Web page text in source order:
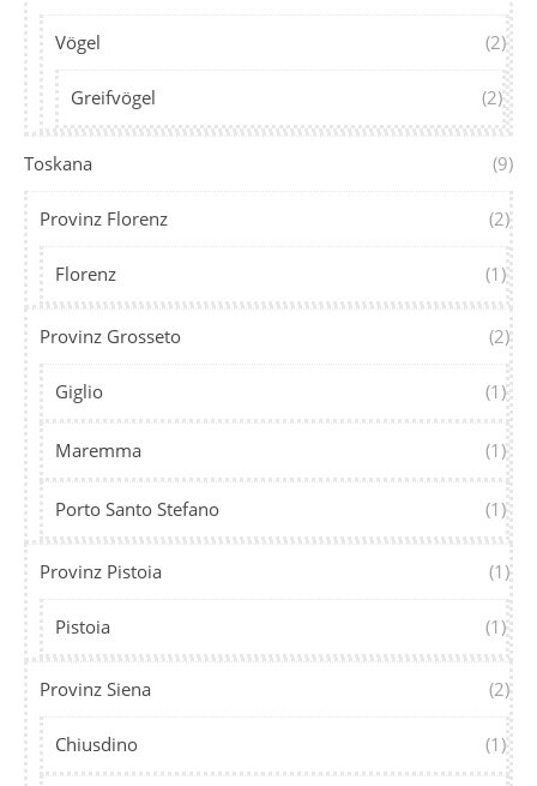
Vögel (2)
Greifvögel (2)
Toskana (9)
Provinz Florenz (2)
Florenz (1)
Provinz Grosseto (2)
Giglio (1)
Maremma (1)
Porto Santo Stefano (1)
Provinz Pistoia (1)
Pistoia (1)
Provinz Siena (2)
Chiusdino (1)